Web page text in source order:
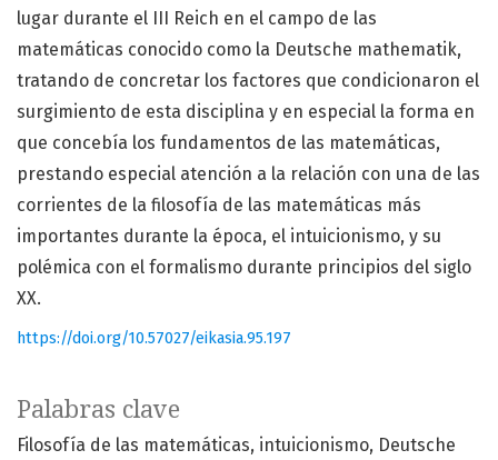
Palabras clave
Filosofía de las matemáticas intuicionismo Deutsche
lugar durante el III Reich en el campo de las
matemáticas conocido como la Deutsche mathematik,
tratando de concretar los factores que condicionaron el
surgimiento de esta disciplina y en especial la forma en
que concebía los fundamentos de las matemáticas,
prestando especial atención a la relación con una de las
corrientes de la filosofía de las matemáticas más
importantes durante la época, el intuicionismo, y su
polémica con el formalismo durante principios del siglo
XX.
https://doi.org/10.57027/eikasia.95.197